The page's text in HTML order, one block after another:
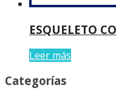
ESQUELETO
Leer más
Categorías